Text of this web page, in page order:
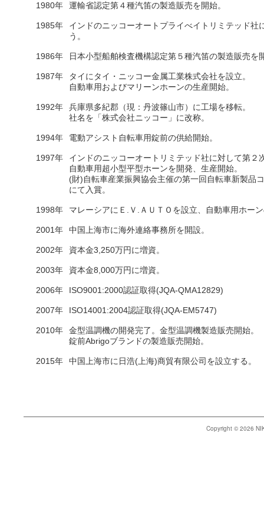
1980年 運輸省認定第４種汽笛の製造販売を開始。
1985年
インドのニッコーオートプライべイトリミテッド社
う。
1986年 日本小型船舶検査機構認定第５種汽笛の製造販売を
1987年
タイにタイ・ニッコー金属工業株式会社を設立。
自動車用およびマリーンホーンの生産開始。
1992年
兵庫県多紀郡（現：丹波篠山市）に工場を移転。
社名を「株式会社ニッコー」に改称。
1994年 電動アシスト自転車用錠前の供給開始。
1997年
インドのニッコーオートリミテッド社に対して第２
自動車用超小型平型ホーンを開発、生産開始。
(財)自転車産業振興協会主催の第一回自転車新製品
にて入賞。
1998年 マレーシアにＥ.Ｖ.ＡＵＴＯを設立、自動車用ホー
2001年 中国上海市に海外連絡事務所を開設。
2002年 資本金3,250万円に増資。
2003年 資本金8,000万円に増資。
2006年 ISO9001:2000認証取得(JQA-QMA12829)
2007年 ISO14001:2004認証取得(JQA-EM5747)
2010年
金型温調機の開発完了。金型温調機製造販売開始。
錠前Abrigoブランドの製造販売開始。
2015年 中国上海市に日浩(上海)商貿有限公司を設立する。
Copyright © 2026